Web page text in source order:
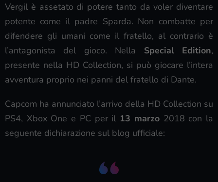
Vergil è assetato di potere tanto da voler diventare
potente come il padre Sparda. Non combatte per
difendere gli umani come il fratello, al contrario è
l’antagonista del gioco. Nella Special Edition,
presente nella HD Collection, si può giocare l’intera
avventura proprio nei panni del fratello di Dante.
Capcom ha annunciato l’arrivo della HD Collection su
PS4, Xbox One e PC per il 13 marzo2018 con la
seguente dichiarazione sul blog ufficiale: